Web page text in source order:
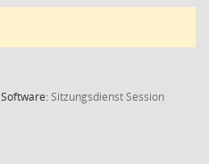
Software:SitzungsdienstSession(Wird in